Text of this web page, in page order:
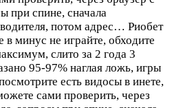
при спине, сначала
потом адрес… Риобет
минус не играйте, обходите
слито за 2 года 3
95-97% наглая ложь, игры
есть видосы в инете,
сами проверить, через